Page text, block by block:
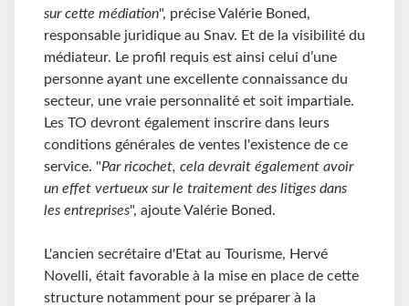
sur cette médiation", précise Valérie Boned,
responsable juridique au Snav. Et de la visibilité du
médiateur. Le profil requis est ainsi celui d’une
personne ayant une excellente connaissance du
secteur, une vraie personnalité et soit impartiale.
Les TO devront également inscrire dans leurs
conditions générales de ventes l'existence de ce
service. "Par ricochet, cela devrait également avoir
un effet vertueux sur le traitement des litiges dans
les entreprises", ajoute Valérie Boned.
L'ancien secrétaire d'Etat au Tourisme, Hervé
Novelli, était favorable à la mise en place de cette
structure notamment pour se préparer à la